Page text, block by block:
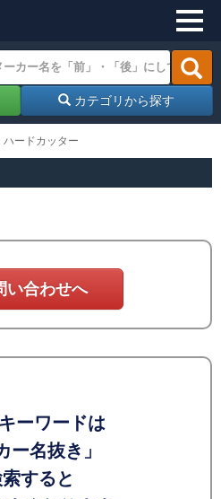
カテゴリから探す
ハードカッター
合わせへ
ーワードは
ー名抜き」
すると